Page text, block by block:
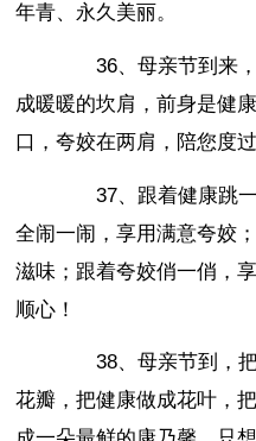
年青、永久美丽。
36、母亲节到来，
成暖暖的坎肩，前身是健
口，夸姣在两肩，陪您度
37、跟着健康跳一
全闹一闹，享用满意夸姣
滋味；跟着夸姣俏一俏，
顺心！
38、母亲节到，把
花瓣，把健康做成花叶，